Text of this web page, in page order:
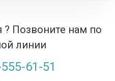
? Позвоните нам по
линии
61-51